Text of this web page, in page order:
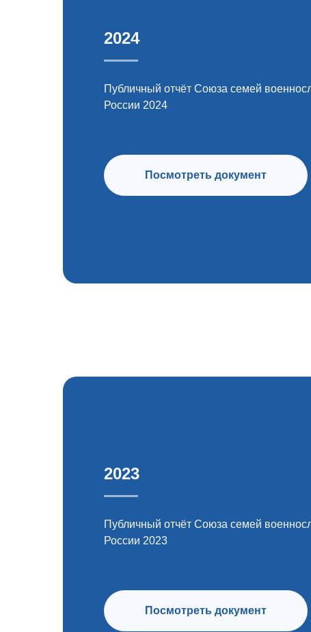
2024
Публичный отчёт Союза семей
России 2024
Посмотреть документ
2023
Публичный отчёт Союза семей
России 2023
Посмотреть документ